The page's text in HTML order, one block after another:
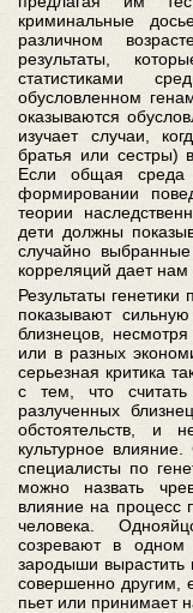
криминальные
различном
результаты,
статистиками
обусловленном
оказываются
изучает случаи,
братья или сестры)
Если общая среда
формировании
теории
дети должны
случайно
корреляций дает
Результаты
показывают
близнецов,
или в разных
серьезная критика
с тем, что
разлученных
обстоятельств, и
культурное
специалисты по
можно назвать
влияние на процесс
человека.
созревают в
зародыши вырастить
совершенно другим,
пьет или принимает